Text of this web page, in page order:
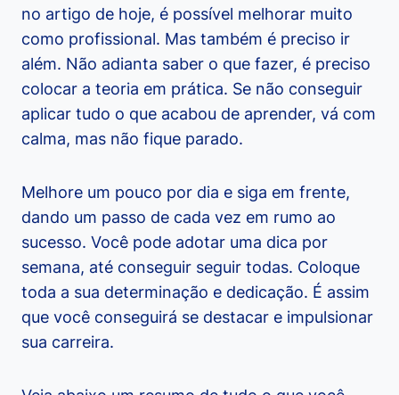
no artigo de hoje, é possível melhorar muito
como profissional. Mas também é preciso ir
além. Não adianta saber o que fazer, é preciso
colocar a teoria em prática. Se não conseguir
aplicar tudo o que acabou de aprender, vá com
calma, mas não fique parado.
Melhore um pouco por dia e siga em frente,
dando um passo de cada vez em rumo ao
sucesso. Você pode adotar uma dica por
semana, até conseguir seguir todas. Coloque
toda a sua determinação e dedicação. É assim
que você conseguirá se destacar e impulsionar
sua carreira.